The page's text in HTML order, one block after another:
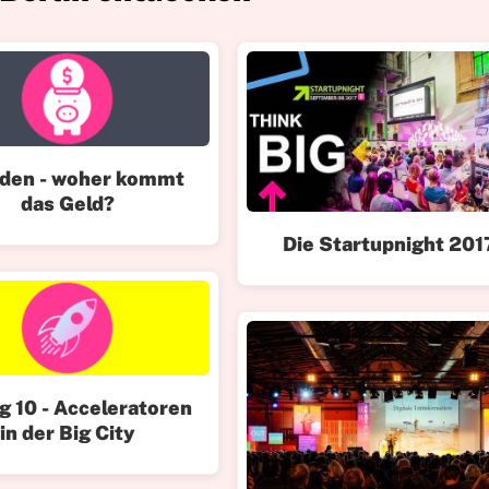
- woher kommt
das Geld?
10 - Acceleratoren
in der Big City
Die Startupnight